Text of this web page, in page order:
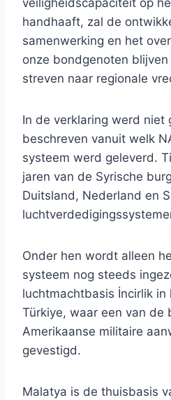
veiligheidscapaciteit op
handhaaft, zal de
samenwerking en het
onze bondgenoten
streven naar regionale
In de verklaring werd niet
beschreven vanuit welk
systeem werd geleverd.
jaren van de Syrische
Duitsland, Nederland en
Onder hen wordt alleen
systeem nog steeds
luchtmachtbasis İncirlik in
Türkiye, waar een van de
Amerikaanse militaire
gevestigd.
Malatya is de thuisbasis